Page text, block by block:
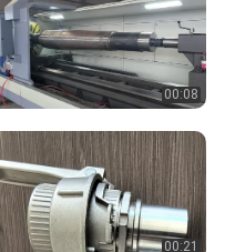
00:08
00:21